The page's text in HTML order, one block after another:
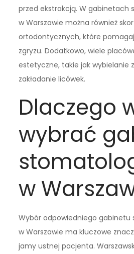
przed ekstrakcją. W gabinetach
w Warszawie można również
ortodontycznych, które
zgryzu. Dodatkowo, wiele
estetyczne, takie jak wybielanie
zakładanie licówek.
Dlaczego
wybrać
w
Wybór odpowiedniego
w Warszawie ma kluczowe
jamy ustnej pacjenta.